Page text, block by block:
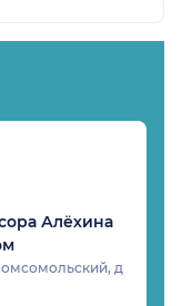
Алёхина
д